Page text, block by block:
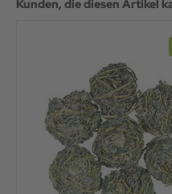
Kunden, die diesen Artikel